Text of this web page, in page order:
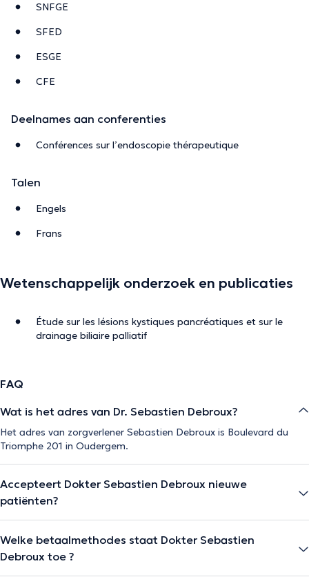
SNFGE
SFED
ESGE
CFE
Deelnames aan conferenties
Conférences sur l’endoscopie thérapeutique
Talen
Engels
Frans
Wetenschappelijk onderzoek en publicaties
Étude sur les lésions kystiques pancréatiques et sur le
drainage biliaire palliatif
FAQ
Wat is het adres van Dr. Sebastien Debroux?
Het adres van zorgverlener Sebastien Debroux is Boulevard du
Triomphe 201 in Oudergem.
Accepteert Dokter Sebastien Debroux nieuwe
patiënten?
Welke betaalmethodes staat Dokter Sebastien
Debroux toe ?